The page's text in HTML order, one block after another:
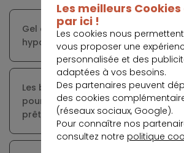
Gel du remboursement des crédits
hypothécaires des Australiens en
Les banques donnent leur accord
pour un report de 6 mois des
prêt
Les meilleurs Cookies
par ici !
Les cookies nous
vous proposer une
personnalisée et des
adaptées à vos besoins.
Des partenaires peuvent
des cookies
(réseaux sociaux, Google).
Pour connaître nos
consultez notre politique